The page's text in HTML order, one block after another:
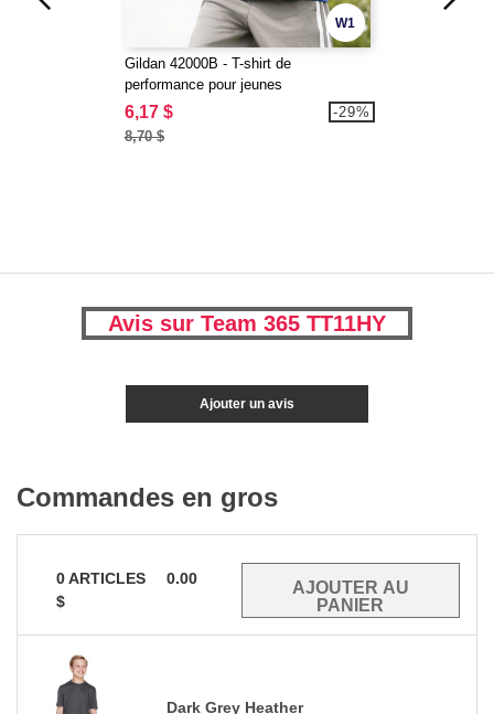
W1
Gildan 42000B - T-shirt de
performance pour jeunes
6,17 $
8,70 $
-29%
Avis sur Team 365 TT11HY
Ajouter un avis
Commandes en gros
0ARTICLES
0.00
$
Dark Grey Heather